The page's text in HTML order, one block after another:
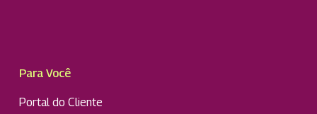
Para Você
Portal do Cliente